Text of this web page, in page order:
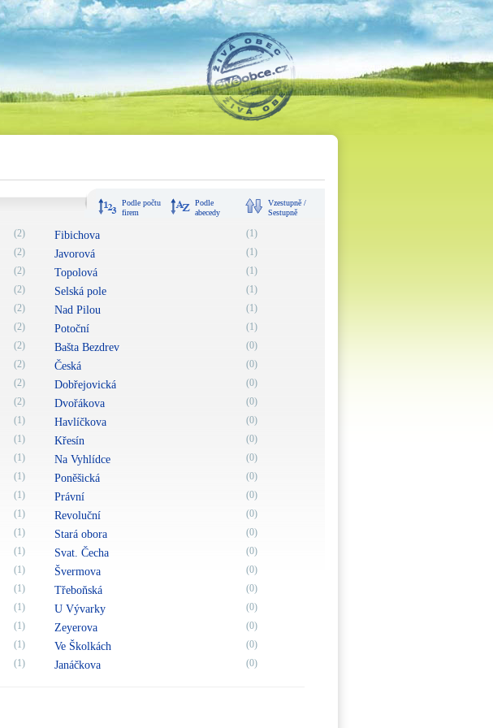
Podle počtu
firem
Podle
abecedy
Vzestupně /
Sestupně
(2)
(2)
(2)
(2)
(2)
(2)
(2)
(2)
(2)
(2)
(1)
(1)
(1)
(1)
(1)
(1)
(1)
(1)
(1)
(1)
(1)
(1)
(1)
(1)
Fibichova (1)
Javorová (1)
Topolová (1)
Selská pole (1)
Nad Pilou (1)
Potoční (1)
Bašta Bezdrev (0)
Česká (0)
Dobřejovická (0)
Dvořákova (0)
Havlíčkova (0)
Křesín (0)
Na Vyhlídce (0)
Poněšická (0)
Právní (0)
Revoluční (0)
Stará obora (0)
Svat. Čecha (0)
Švermova (0)
Třeboňská (0)
U Vývarky (0)
Zeyerova (0)
Ve Školkách (0)
Janáčkova (0)